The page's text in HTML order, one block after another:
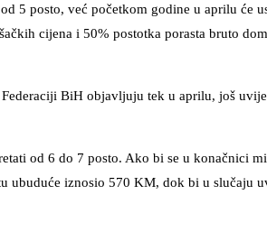
5 posto, već početkom godine u aprilu će
cijena i 50% postotka porasta bruto
BiH objavljuju tek u aprilu, još
od 6 do 7 posto. Ako bi se u konačnici
ubuduće iznosio 570 KM, dok bi u slučaju